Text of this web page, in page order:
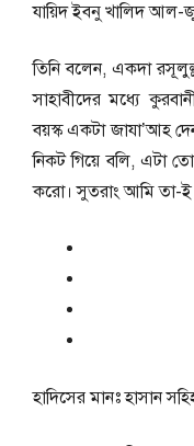
যায়িদ ইবনু খালিদ আল-
তিনি বলেন, একদা
সাহাবীদের মধ্যে
বয়স্ক একটা জাযা’আহ
নিকট গিয়ে বলি, এটা
করো। সুতরাং আমি তা-ই
হাদিসের মানঃহাসান